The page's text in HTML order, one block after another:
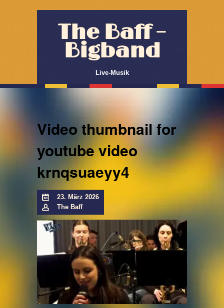
The Baff –
Bigband
Live-Musik
Video thumbnail for
youtube video
krnqsuaeyy4
23. März 2026
The Baff